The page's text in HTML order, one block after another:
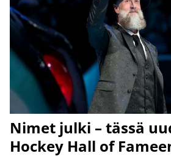
Nimet julki – tässä
Hockey Hall of